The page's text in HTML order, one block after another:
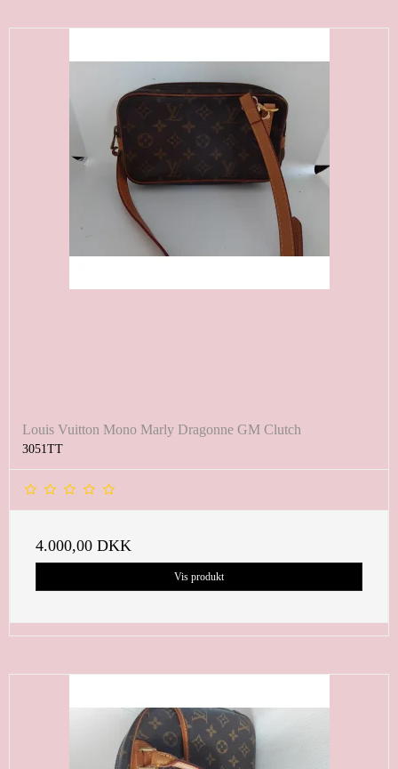
Louis Vuitton Mono Marly Dragonne GM Clutch
3051TT
4.000,00 DKK
Vis produkt